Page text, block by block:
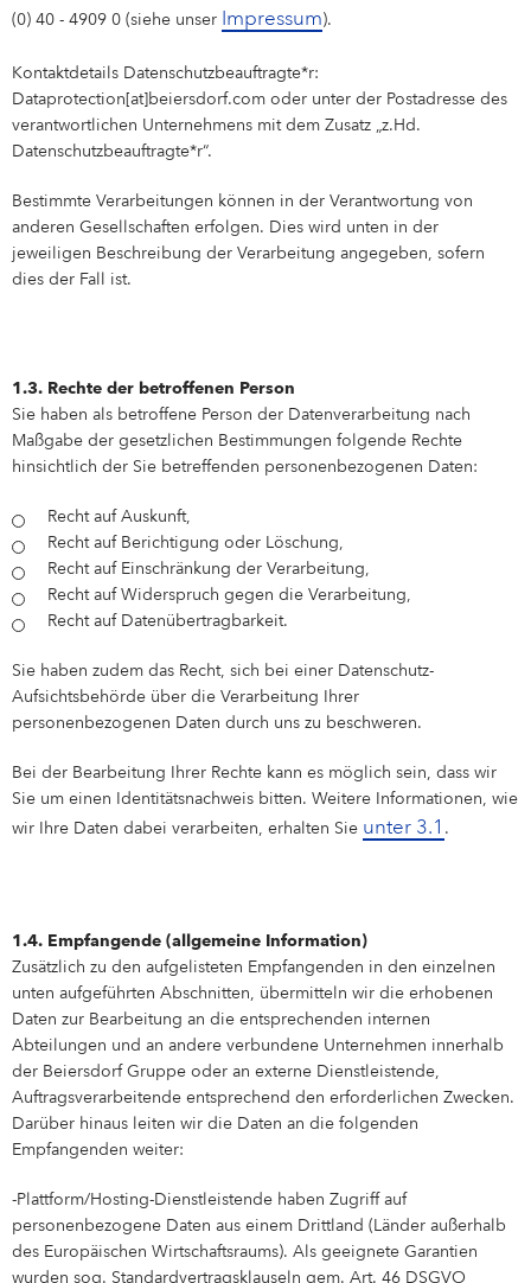
(0) 40 - 4909 0 (siehe unser
Impressum ).
Kontaktdetails Datenschutzbeauftragte*r:
Dataprotection[at]beiersdorf.com oder unter der Postadresse des
verantwortlichen Unternehmens mit dem Zusatz „z.Hd.
Datenschutzbeauftragte*r“.
Bestimmte Verarbeitungen können in der Verantwortung von
anderen Gesellschaften erfolgen. Dies wird unten in der
jeweiligen Beschreibung der Verarbeitung angegeben, sofern
dies der Fall ist.
1.3. Rechte der betroffenen Person
Sie haben als betroffene Person der Datenverarbeitung nach
Maßgabe der gesetzlichen Bestimmungen folgende Rechte
hinsichtlich der Sie betreffenden personenbezogenen Daten:
Recht auf Auskunft,
Recht auf Berichtigung oder Löschung,
Recht auf Einschränkung der Verarbeitung,
Recht auf Widerspruch gegen die Verarbeitung,
Recht auf Datenübertragbarkeit.
Sie haben zudem das Recht, sich bei einer Datenschutz-
Aufsichtsbehörde über die Verarbeitung Ihrer
personenbezogenen Daten durch uns zu beschweren.
Bei der Bearbeitung Ihrer Rechte kann es möglich sein, dass wir
Sie um einen Identitätsnachweis bitten. Weitere Informationen, wie
wir Ihre Daten dabei verarbeiten, erhalten Sie unter 3.1 .
1.4. Empfangende (allgemeine Information)
Zusätzlich zu den aufgelisteten Empfangenden in den einzelnen
unten aufgeführten Abschnitten, übermitteln wir die erhobenen
Daten zur Bearbeitung an die entsprechenden internen
Abteilungen und an andere verbundene Unternehmen innerhalb
der Beiersdorf Gruppe oder an externe Dienstleistende,
Auftragsverarbeitende entsprechend den erforderlichen Zwecken.
Darüber hinaus leiten wir die Daten an die folgenden
Empfangenden weiter:
-Plattform/Hosting-Dienstleistende haben Zugriff auf
personenbezogene Daten aus einem Drittland (Länder außerhalb
des Europäischen Wirtschaftsraums). Als geeignete Garantien
wurden sog. Standardvertragsklauseln gem. Art. 46 DSGVO